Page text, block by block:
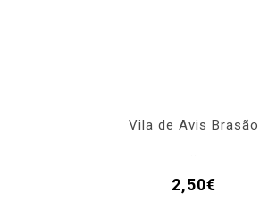
Vila de Avis Brasão
2,50€